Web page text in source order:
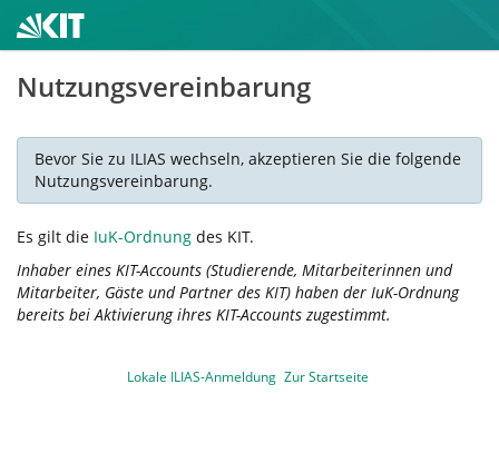
Nutzungsvereinbarung
Bevor Sie zu ILIAS wechseln, akzeptieren Sie die folgende
Nutzungsvereinbarung.
Es gilt die IuK-Ordnung des KIT.
Inhaber eines KIT-Accounts (Studierende, Mitarbeiterinnen und
Mitarbeiter, Gäste und Partner des KIT) haben der IuK-Ordnung
bereits bei Aktivierung ihres KIT-Accounts zugestimmt.
Lokale ILIAS-Anmeldung Zur Startseite